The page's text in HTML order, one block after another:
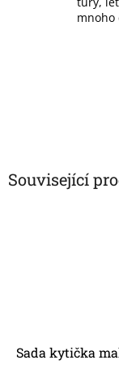
mnoho
Související
Sada kytička